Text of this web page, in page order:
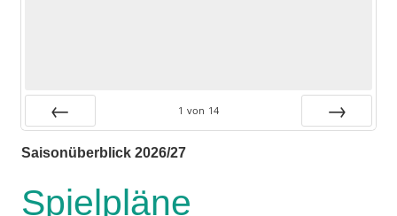
1 von 14
Saisonüberblick 2026/27
Spielpläne